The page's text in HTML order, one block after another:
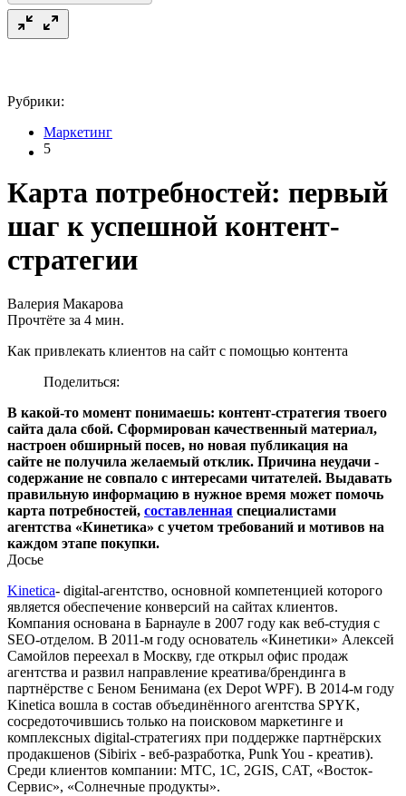
Рубрики:
Маркетинг
5
Карта потребностей: первый
шаг к успешной контент-
стратегии
Валерия Макарова
Прочтёте за 4 мин.
Как привлекать клиентов на сайт с помощью контента
Поделиться:
В какой-то момент понимаешь: контент-стратегия твоего
сайта дала сбой. Сформирован качественный материал,
настроен обширный посев, но новая публикация на
сайте не получила желаемый отклик. Причина неудачи -
содержание не совпало с интересами читателей. Выдавать
правильную информацию в нужное время может помочь
карта потребностей, составленная специалистами
агентства «Кинетика» с учетом требований и мотивов на
каждом этапе покупки.
Досье
Kinetica- digital-агентство, основной компетенцией которого
является обеспечение конверсий на сайтах клиентов.
Компания основана в Барнауле в 2007 году как веб-студия с
SEO-отделом. В 2011-м году основатель «Кинетики» Алексей
Самойлов переехал в Москву, где открыл офис продаж
агентства и развил направление креатива/брендинга в
партнёрстве с Беном Бенимана (ex Depot WPF). В 2014-м году
Kinetica вошла в состав объединённого агентства SPYK,
сосредоточившись только на поисковом маркетинге и
комплексных digital-стратегиях при поддержке партнёрcких
продакшенов (Sibirix - веб-разработка, Punk You - креатив).
Среди клиентов компании: МТС, 1С, 2GIS, CAT, «Восток-
Сервис», «Солнечные продукты».